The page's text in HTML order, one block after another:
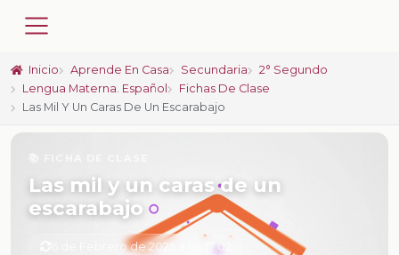
Inicio Aprende En Casa Secundaria
2° Segundo
Lengua Materna. Español
Fichas De Clase
Las Mil Y Un Caras De Un Escarabajo
Las mil y un caras de un
escarabajo
6 de Febrero de 2025 a las 17:02